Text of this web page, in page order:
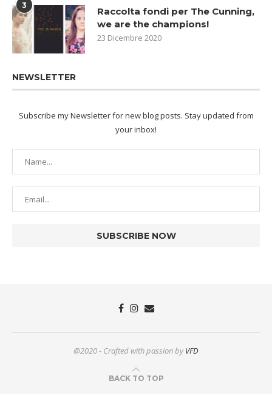
3
Raccolta fondi per The Cunning,
we are the champions!
23 Dicembre 2020
NEWSLETTER
Subscribe my Newsletter for new blog posts. Stay updated from
your inbox!
@2020 - Crafted with passion byVFD
BACK TO TOP